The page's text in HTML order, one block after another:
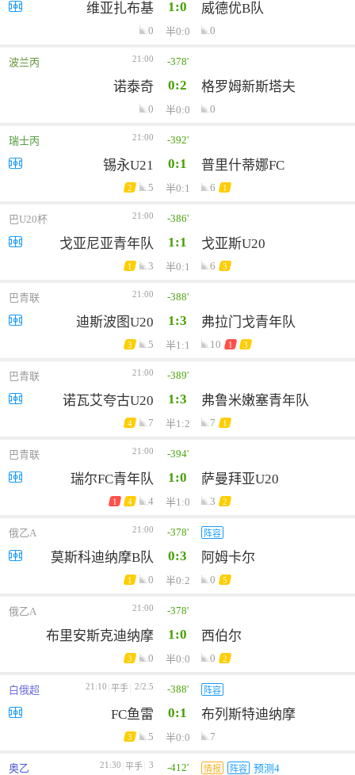
维亚扎布基 1:0 威德优B队
0 半0:0 0
波兰丙 21:00 -378'
诺泰奇 0:2 格罗姆新斯塔夫
0 半0:0 0
瑞士丙 21:00 -392'
锡永U21 0:1 普里什蒂娜FC
2 5 半0:1 6 1
巴U20杯 21:00 -386'
戈亚尼亚青年队 1:1 戈亚斯U20
1 3 半0:1 6 3
巴青联 21:00 -388'
迪斯波图U20 1:3 弗拉门戈青年队
3 5 半1:1 10 1 3
巴青联 21:00 -389'
诺瓦艾夸古U20 1:3 弗鲁米嫩塞青年队
4 7 半1:2 7 1
巴青联 21:00 -394'
瑞尔FC青年队 1:0 萨曼拜亚U20
1 4 4 半1:0 3 2
俄乙A 21:00 -378' 阵容
莫斯科迪纳摩B队 0:3 阿姆卡尔
1 0 半0:2 0 5
俄乙A 21:00 -378'
布里安斯克迪纳摩 1:0 西伯尔
3 0 半0:0 0 2
白俄超 21:10 平手 2/2.5 -388' 阵容
FC鱼雷 0:1 布列斯特迪纳摩
3 5 半0:0 7
奥乙 21:30 平手 3 -412' 情报 阵容 预测4